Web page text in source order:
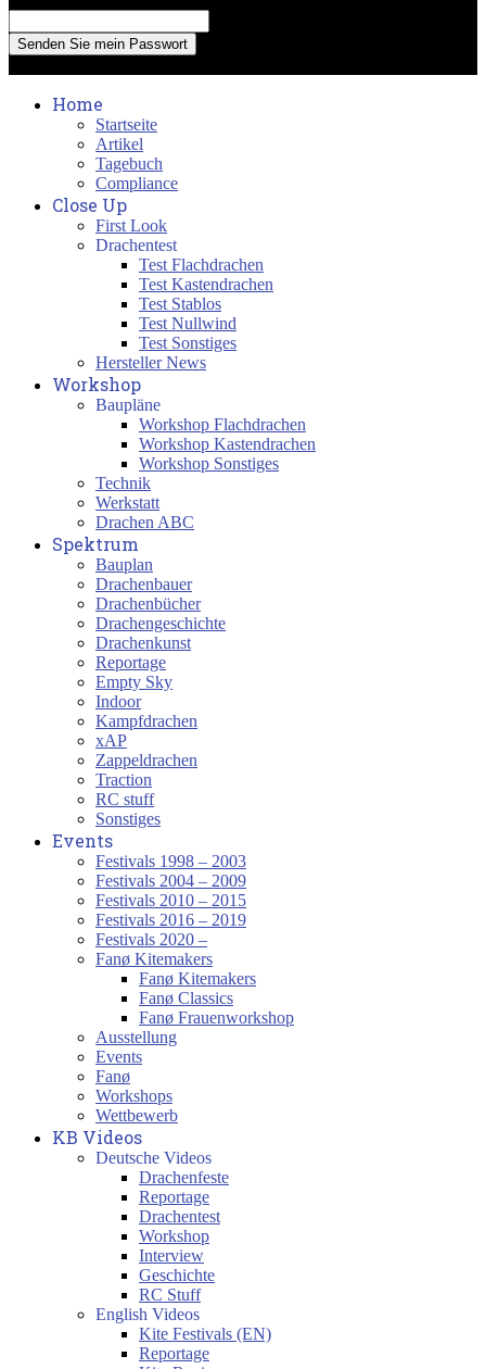
Home
Startseite
Artikel
Tagebuch
Compliance
Close Up
First Look
Drachentest
Test Flachdrachen
Test Kastendrachen
Test Stablos
Test Nullwind
Test Sonstiges
Hersteller News
Workshop
Baupläne
Workshop Flachdrachen
Workshop Kastendrachen
Workshop Sonstiges
Technik
Werkstatt
Drachen ABC
Spektrum
Bauplan
Drachenbauer
Drachenbücher
Drachengeschichte
Drachenkunst
Reportage
Empty Sky
Indoor
Kampfdrachen
xAP
Zappeldrachen
Traction
RC stuff
Sonstiges
Events
Festivals 1998 – 2003
Festivals 2004 – 2009
Festivals 2010 – 2015
Festivals 2016 – 2019
Festivals 2020 –
Fanø Kitemakers
Fanø Kitemakers
Fanø Classics
Fanø Frauenworkshop
Ausstellung
Events
Fanø
Workshops
Wettbewerb
KB Videos
Deutsche Videos
Drachenfeste
Reportage
Drachentest
Workshop
Interview
Geschichte
RC Stuff
English Videos
Kite Festivals (EN)
Reportage